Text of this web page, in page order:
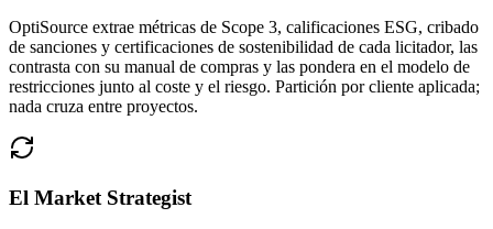
OptiSource extrae métricas de Scope 3, calificaciones ESG, cribado
de sanciones y certificaciones de sostenibilidad de cada licitador, las
contrasta con su manual de compras y las pondera en el modelo de
restricciones junto al coste y el riesgo. Partición por cliente aplicada;
nada cruza entre proyectos.
El Market Strategist